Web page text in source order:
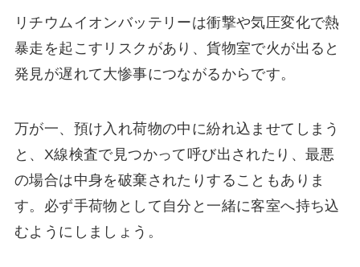
リチウムイオンバッテリーは衝撃や気圧変化で熱
暴走を起こすリスクがあり、貨物室で火が出ると
発見が遅れて大惨事につながるからです。
万が一、預け入れ荷物の中に紛れ込ませてしまう
と、X線検査で見つかって呼び出されたり、最悪
の場合は中身を破棄されたりすることもありま
す。必ず手荷物として自分と一緒に客室へ持ち込
むようにしましょう。